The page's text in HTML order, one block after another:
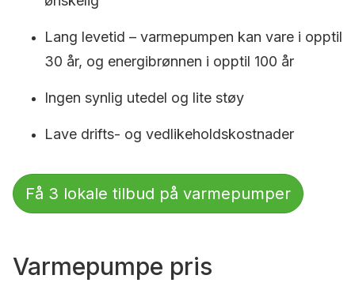
Lang levetid – varmepumpen kan vare i opptil
30 år, og energibrønnen i opptil 100 år
Ingen synlig utedel og lite støy
Lave drifts- og vedlikeholdskostnader
Få 3 lokale tilbud på varmepumper
Varmepumpe pris